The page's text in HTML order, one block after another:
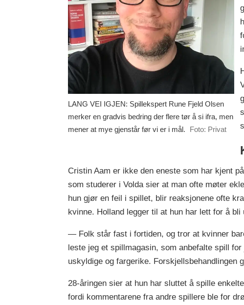
LANG VEI IGJEN: Spillekspert Rune Fjeld Olsen
merker en gradvis bedring der flere tør å si ifra, men
mener at mye gjenstår før vi er i mål.
Foto: Privat
Cristin Aam er ikke den eneste som har kjent
som studerer i Volda sier at man ofte møter
hun gjør en feil i spillet, blir reaksjonene ofte
kvinne. Holland legger til at hun har lett for å bli
— Folk står fast i fortiden, og tror at kvinner
leste jeg et spillmagasin, som anbefalte spill
uskyldige og fargerike. Forskjellsbehandlingen
28-åringen sier at hun har sluttet å spille
fordi kommentarene fra andre spillere ble for